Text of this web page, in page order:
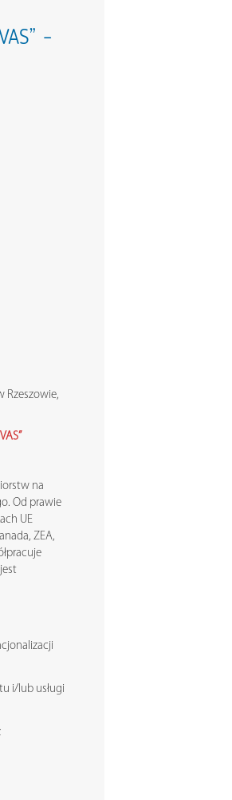
–
Rzeszowie,
na
Od prawie
UE
ZEA,
i/lub usługi